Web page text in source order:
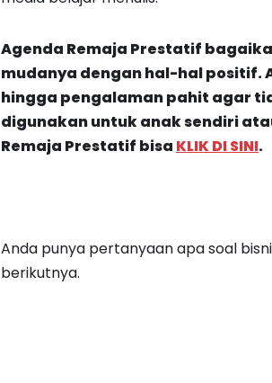
Agenda Remaja Prestatif
mudanya dengan hal-hal positif.
hingga pengalaman pahit agar
digunakan untuk anak sendiri
Remaja Prestatif bisa KLIK DI SINI.
Anda punya pertanyaan apa soal
berikutnya.